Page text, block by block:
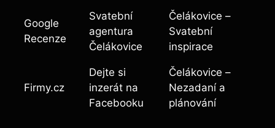
Google
Recenze
Svatební
agentura
Čelákovice
Čelákovice –
Svatební
inspirace
Firmy.cz
Dejte si
inzerát na
Facebooku
Čelákovice –
Nezadaní a
plánování